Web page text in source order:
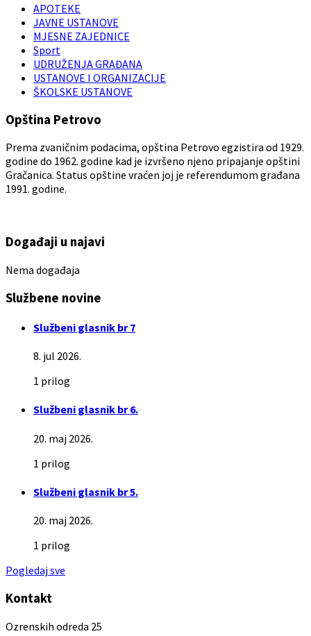
APOTEKE
JAVNE USTANOVE
MJESNE ZAJEDNICE
Sport
UDRUŽENJA GRAĐANA
USTANOVE I ORGANIZACIJE
ŠKOLSKE USTANOVE
Opština Petrovo
Prema zvaničnim podacima, opština Petrovo egzistira od 1929.
godine do 1962. godine kad je izvršeno njeno pripajanje opštini
Gračanica. Status opštine vraćen joj je referendumom građana
1991. godine.
Događaji u najavi
Nema događaja
Službene novine
Službeni glasnik br 7
8. jul 2026.
1 prilog
Službeni glasnik br 6.
20. maj 2026.
1 prilog
Službeni glasnik br 5.
20. maj 2026.
1 prilog
Pogledaj sve
Kontakt
Ozrenskih odreda 25